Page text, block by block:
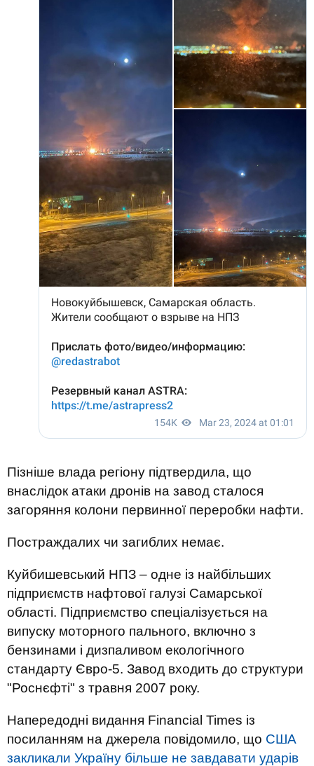
Пізніше влада регіону підтвердила, що
внаслідок атаки дронів на завод сталося
загоряння колони первинної переробки нафти.
Постраждалих чи загиблих немає.
Куйбишевський НПЗ – одне із найбільших
підприємств нафтової галузі Самарської
області. Підприємство спеціалізується на
випуску моторного пального, включно з
бензинами і дизпаливом екологічного
стандарту Євро-5. Завод входить до структури
"Роснєфті" з травня 2007 року.
Напередодні видання Financial Times із
посиланням на джерела повідомило, що США
закликали Україну більше не завдавати ударів